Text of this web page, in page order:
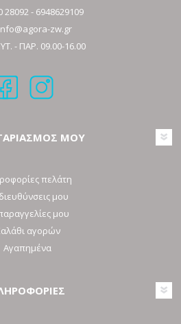
28092- 6948629109
zw.gr
- ΠΑΡ. 09.00-16.00
ΜΟΥ
πελάτη
μου
μου
αγορών
Αγαπημένα